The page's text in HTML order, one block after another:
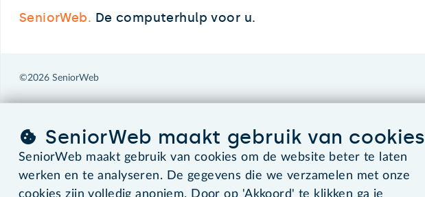
SeniorWeb. De computerhulp voor u.
©2026 SeniorWeb
SeniorWeb maakt gebruik van cookies
SeniorWeb maakt gebruik van cookies om de website beter te laten
werken en te analyseren. De gegevens die we verzamelen met onze
cookies zijn volledig anoniem. Door op 'Akkoord' te klikken ga je